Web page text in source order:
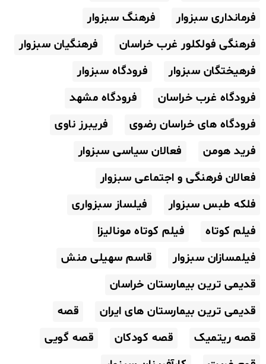
فرمانداری سبزوار
فرهنگ سبزوار
فرهنگی فولکلور غرب خراسان
فرهنگیان سبزوار
فرهیختگان سبزوار
فرودگاه سبزوار
فرودگاه غرب خراسان
فرودگاه مشهد
فرودگاه های خراسان رضوی
فریبرز ناوی
فرید هومن
فعالان سیاسی سبزوار
فعالان فرهنگی و اجتماعی سبزوار
فلکه طبس سبزوار
فیلساز سبزواری
فیلم کوتاه
فیلم کوتاه مونالیزا
فیلمسازان سبزوار
قاسم سهیلی منش
قدیمی ترین بیمارستان خراسان
قدیمی ترین بیمارستان های ایران
قصه
قصه ریتمیک
قصه کودکان
قصه گویی